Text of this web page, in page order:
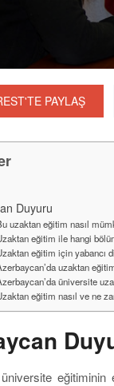
PAYLAŞ
Duyuru
uzaktan eğitim nasıl
eğitim ile hangi
eğitim için yabancı
uzaktan
üniversite
eğitim nasıl ve ne
eğitiminin